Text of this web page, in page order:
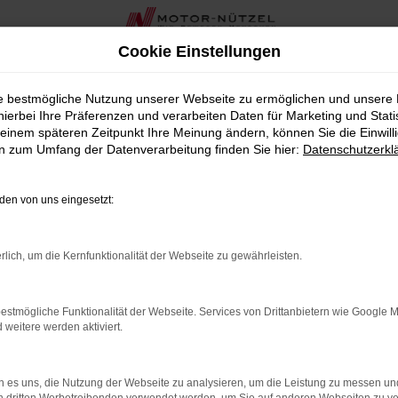
Coburg
suchen, das Ihnen Qualität und Wertigkeit bietet,
in der Nähe von Coburg seit über 90 Jahren, bieten wir
bestechen.
Zustand, sodass Sie sich auf ein Fahrzeug
und Ihrem Budget passt. Unsere umfassende
wir Ihnen in der Nähe von Coburg auch zahlreiche
Team steht Ihnen zur Seite, um sicherzustellen, dass
von Škoda als Gebrauchtwagen die perfekte Wahl für
Fahrzeug. Vereinbaren Sie eine Probefahrt oder
Cookie Einstellungen
bestmögliche Nutzung unserer Webseite zu ermöglichen und unsere
Ihre Präferenzen und verarbeiten Daten für Marketing und
späteren Zeitpunkt Ihre Meinung ändern, können Sie die
zum Umfang der Datenverarbeitung finden Sie hier:
von uns eingesetzt:
um die Kernfunktionalität der Webseite zu gewährleisten.
Funktionalität der Webseite. Services von Drittanbietern wie Google
weitere werden aktiviert.
es uns, die Nutzung der Webseite zu analysieren, um die Leistung zu messen